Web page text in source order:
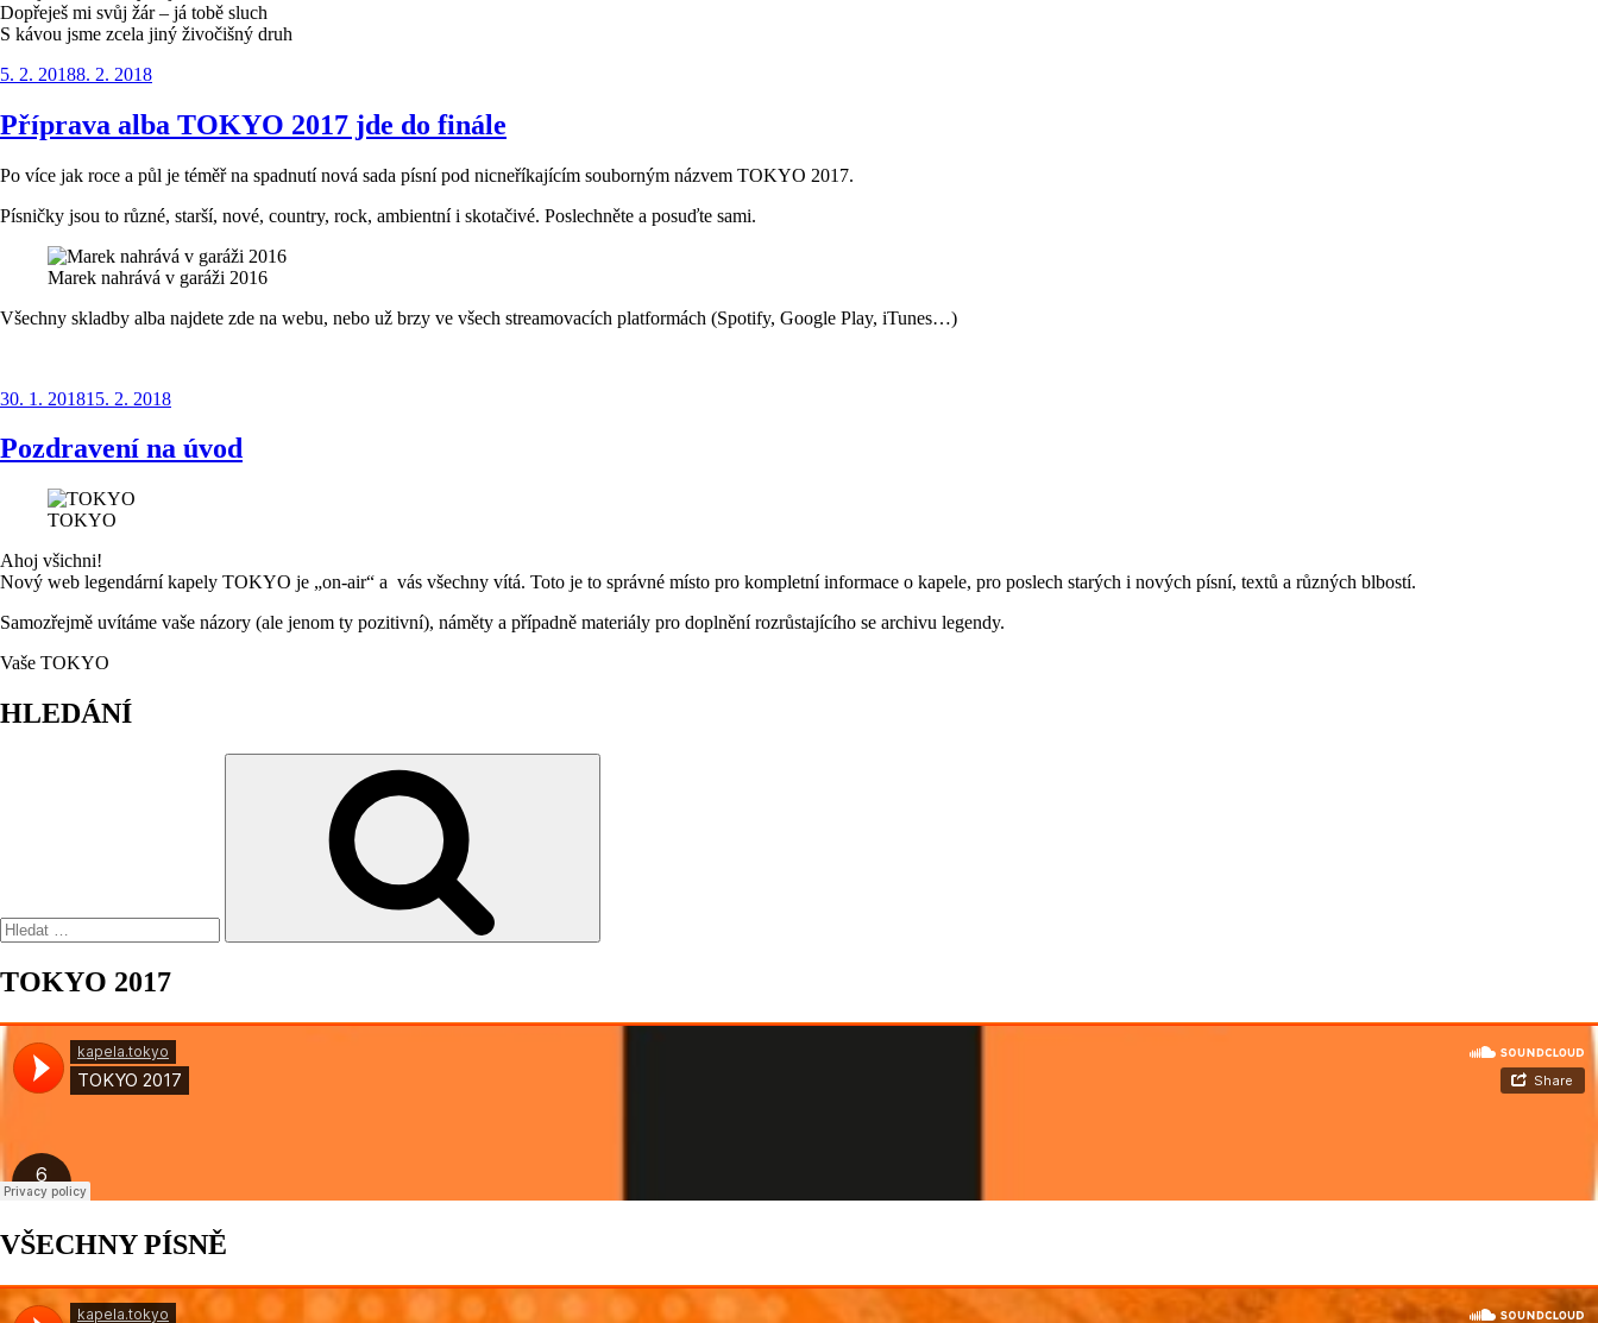
Dopřeješ mi svůj žár – já tobě sluch
S kávou jsme zcela jiný živočišný druh
Publikováno
5. 2. 20188. 2. 2018
Příprava alba TOKYO 2017 jde do finále
Po více jak roce a půl je téměř na spadnutí nová sada písní pod nicneříkajícím souborným názvem TOKYO 2017.
Písničky jsou to různé, starší, nové, country, rock, ambientní i skotačivé. Poslechněte a posuďte sami.
Marek nahrává v garáži 2016
Všechny skladby alba najdete zde na webu, nebo už brzy ve všech streamovacích platformách (Spotify, Google Play, iTunes…)
Publikováno
30. 1. 201815. 2. 2018
Pozdravení na úvod
TOKYO
Ahoj všichni!
Nový web legendární kapely TOKYO je „on-air“ a vás všechny vítá. Toto je to správné místo pro kompletní informace o kapele, pro poslech starých i nových písní, textů a různých blbostí.
Samozřejmě uvítáme vaše názory (ale jenom ty pozitivní), náměty a případně materiály pro doplnění rozrůstajícího se archivu legendy.
Vaše TOKYO
HLEDÁNÍ
TOKYO 2017
VŠECHNY PÍSNĚ